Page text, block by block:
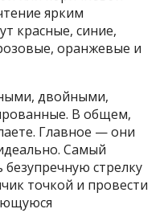
ярким
красные, синие,
оранжевые и
двойными,
В общем,
Главное — они
Самый
безупречную стрелку
точкой и провести